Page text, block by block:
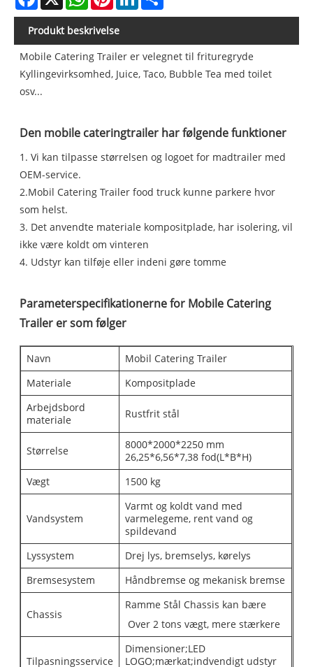
Produkt beskrivelse
Mobile Catering Trailer er velegnet til frituregryde
Kyllingevirksomhed, Juice, Taco, Bubble Tea med toilet
osv...
Den mobile cateringtrailer har følgende funktioner
1. Vi kan tilpasse størrelsen og logoet for madtrailer med
OEM-service.
2.Mobil Catering Trailer food truck kunne parkere hvor
som helst.
3. Det anvendte materiale kompositplade, har isolering, vil
ikke være koldt om vinteren
4. Udstyr kan tilføje eller indeni gøre tomme
Parameterspecifikationerne for Mobile Catering
Trailer er som følger
Navn
Mobil Catering Trailer
Materiale
Kompositplade
Arbejdsbord
materiale
Rustfrit stål
Størrelse
8000*2000*2250 mm
26,25*6,56*7,38 fod(L*B*H)
Vægt
1500 kg
Vandsystem
Varmt og koldt vand med
varmelegeme, rent vand og
spildevand
Lyssystem
Drej lys, bremselys, kørelys
Bremsesystem
Håndbremse og mekanisk bremse
Chassis
Ramme Stål Chassis kan bære
Over 2 tons vægt, mere stærkere
Tilpasningsservice
Dimensioner;LED
LOGO;mærkat;indvendigt udstyr